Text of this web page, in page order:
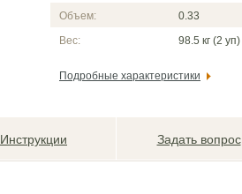
Объем:
0.33
Вес:
98.5 кг (2 уп)
Подробные характеристики
Инструкции Задать вопрос